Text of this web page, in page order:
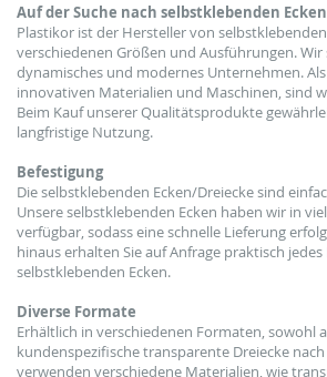
Auf der Suche nach selbstklebenden
Plastikor ist der Hersteller von selbstklebenden
verschiedenen Größen und Ausführungen.Wir
dynamisches und modernes Unternehmen.
innovativen Materialien und Maschinen, sind
Beim Kauf unserer Qualitätsprodukte
langfristige Nutzung.
Befestigung
Die selbstklebenden Ecken/Dreieckesind
Unsere selbstklebenden Ecken haben wir in
verfügbar, sodass eine schnelle Lieferung
hinauserhalten Sie auf Anfrage praktisch jedes
selbstklebenden Ecken.
Diverse Formate
Erhältlich in verschiedenen Formaten, sowohl
kundenspezifischetransparente Dreiecke
verwenden verschiedene Materialien, wie t